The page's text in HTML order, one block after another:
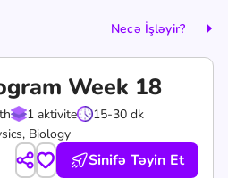
Necə İşləyir?
Week 18
1 aktivite
15-30 dk
Biology
Sinifə Təyin Et